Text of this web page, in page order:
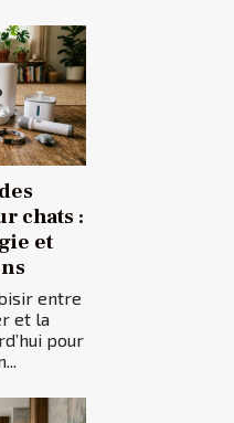
chats :
et
entre
et la
pour